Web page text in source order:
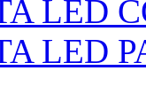
LED
LED